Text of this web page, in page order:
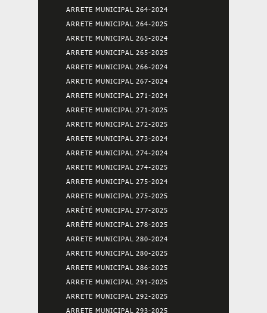
ARRETE MUNICIPAL 264-2024
ARRETE MUNICIPAL 264-2025
ARRETE MUNICIPAL 265-2024
ARRETE MUNICIPAL 265-2025
ARRETE MUNICIPAL 266-2024
ARRETE MUNICIPAL 267-2024
ARRETE MUNICIPAL 271-2024
ARRETE MUNICIPAL 271-2025
ARRETE MUNICIPAL 272-2025
ARRETE MUNICIPAL 273-2024
ARRETE MUNICIPAL 274-2024
ARRETE MUNICIPAL 274-2025
ARRETE MUNICIPAL 275-2024
ARRETE MUNICIPAL 275-2025
ARRÊTÉ MUNICIPAL 277-2025
ARRÊTÉ MUNICIPAL 278-2025
ARRETE MUNICIPAL 280-2024
ARRETE MUNICIPAL 280-2025
ARRETE MUNICIPAL 286-2025
ARRETE MUNICIPAL 291-2025
ARRETE MUNICIPAL 292-2025
ARRETE MUNICIPAL 293-2025